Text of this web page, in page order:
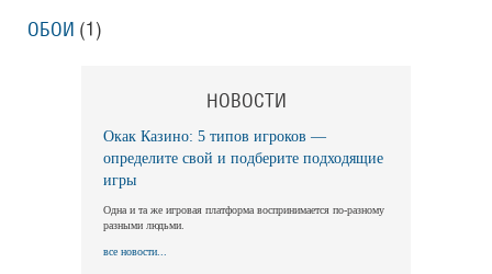
Трейлер
Ballerina
ОБОИ (1)
НОВОСТИ
Окак Казино: 5 типов игроков —
определите свой и подберите подходящие
игры
Одна и та же игровая платформа воспринимается по-разному
разными людьми.
все новости...